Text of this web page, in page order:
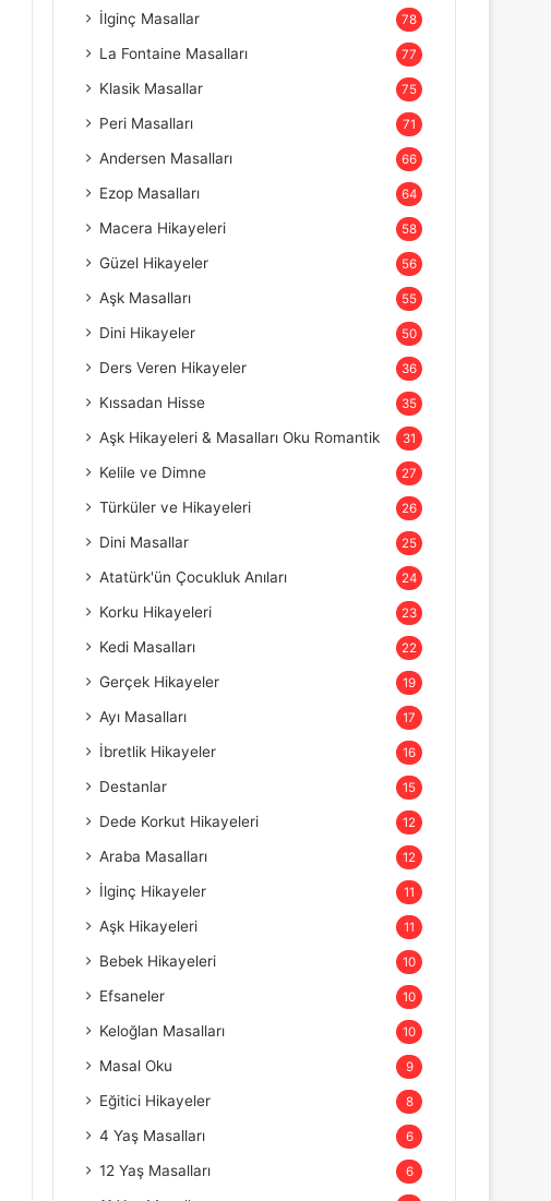
İlginç Masallar 78
La Fontaine Masalları 77
Klasik Masallar 75
Peri Masalları 71
Andersen Masalları 66
Ezop Masalları 64
Macera Hikayeleri 58
Güzel Hikayeler 56
Aşk Masalları 55
Dini Hikayeler 50
Ders Veren Hikayeler 36
Kıssadan Hisse 35
Aşk Hikayeleri & Masalları Oku Romantik 31
Kelile ve Dimne 27
Türküler ve Hikayeleri 26
Dini Masallar 25
Atatürk'ün Çocukluk Anıları 24
Korku Hikayeleri 23
Kedi Masalları 22
Gerçek Hikayeler 19
Ayı Masalları 17
İbretlik Hikayeler 16
Destanlar 15
Dede Korkut Hikayeleri 12
Araba Masalları 12
İlginç Hikayeler 11
Aşk Hikayeleri 11
Bebek Hikayeleri 10
Efsaneler 10
Keloğlan Masalları 10
Masal Oku 9
Eğitici Hikayeler 8
4 Yaş Masalları 6
12 Yaş Masalları 6